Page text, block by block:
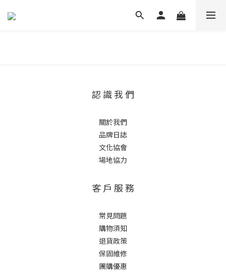
認 識 我 們
關於我們
品牌日誌
文化協會
場地協力
客 戶 服 務
常見問題
購物須知
退貨政策
保固維修
團購優惠